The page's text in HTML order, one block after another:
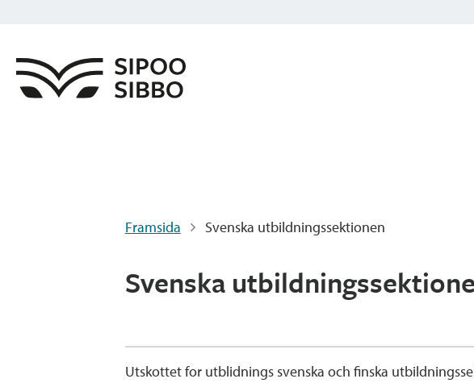
Framsida Svenska utbildningssektionen
Svenska
Utskottet for utblidnings svenska och finska